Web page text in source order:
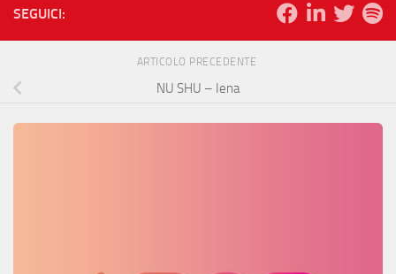
SEGUICI:
ARTICOLO PRECEDENTE
NU SHU – Iena